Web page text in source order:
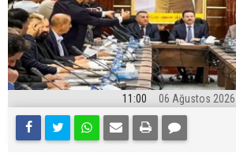
11:00 06 Ağustos 2026